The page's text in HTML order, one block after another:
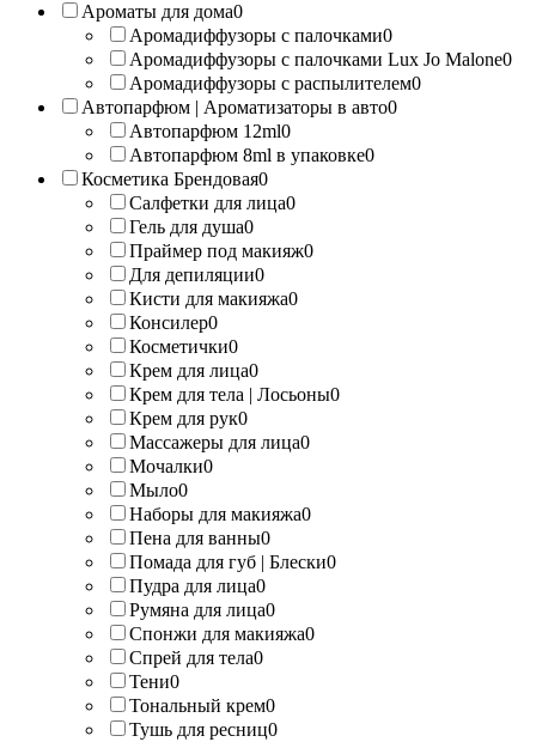
Ароматы для дома0
Аромадиффузоры с палочками0
Аромадиффузоры с палочками Lux Jo Malone0
Аромадиффузоры с распылителем0
Автопарфюм | Ароматизаторы в авто0
Автопарфюм 12ml0
Автопарфюм 8ml в упаковке0
Косметика Брендовая0
Салфетки для лица0
Гель для душа0
Праймер под макияж0
Для депиляции0
Кисти для макияжа0
Консилер0
Косметички0
Крем для лица0
Крем для тела | Лосьоны0
Крем для рук0
Массажеры для лица0
Мочалки0
Мыло0
Наборы для макияжа0
Пена для ванны0
Помада для губ | Блески0
Пудра для лица0
Румяна для лица0
Спонжи для макияжа0
Спрей для тела0
Тени0
Тональный крем0
Тушь для ресниц0